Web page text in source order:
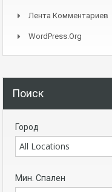
Лента Комментариев
WordPress.org
Поиск
Город
All Locations
Мин. Спален